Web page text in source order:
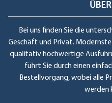
Bei uns finden Sie die
Geschäft und Privat.
qualitativ hochwertige
führt Sie durch einen
Bestellvorgang, wobei alle
werden